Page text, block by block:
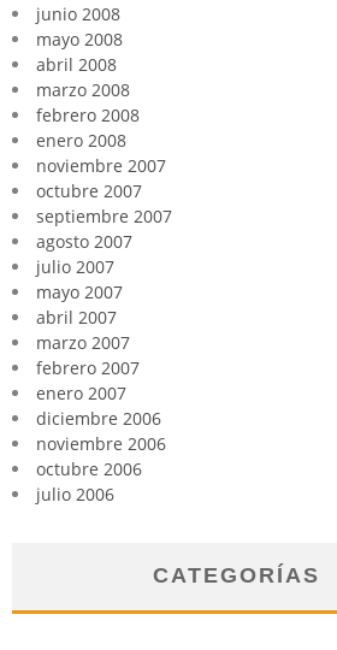
junio 2008
mayo 2008
abril 2008
marzo 2008
febrero 2008
enero 2008
noviembre 2007
octubre 2007
septiembre 2007
agosto 2007
julio 2007
mayo 2007
abril 2007
marzo 2007
febrero 2007
enero 2007
diciembre 2006
noviembre 2006
octubre 2006
julio 2006
CATEGORÍAS